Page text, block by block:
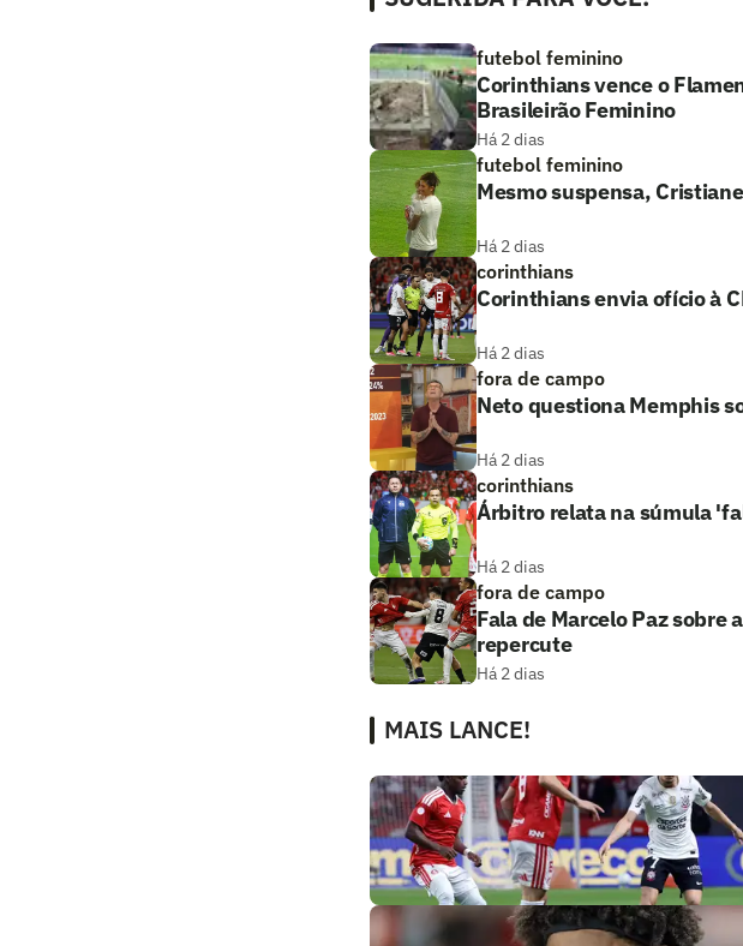
futebol feminino
Corinthians vence o
Brasileirão Feminino
Há 2 dias
futebol feminino
Mesmo suspensa,
Há 2 dias
corinthians
Corinthians envia ofício à
Há 2 dias
fora de campo
Neto questiona Memphis
Há 2 dias
corinthians
Árbitro relata na súmula
Há 2 dias
fora de campo
Fala de Marcelo Paz
repercute
Há 2 dias
MAIS LANCE!